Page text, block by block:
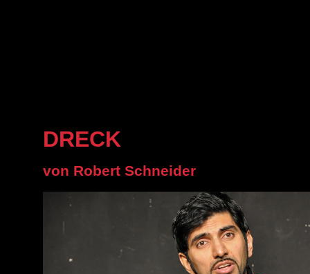
DRECK
von Robert Schneider